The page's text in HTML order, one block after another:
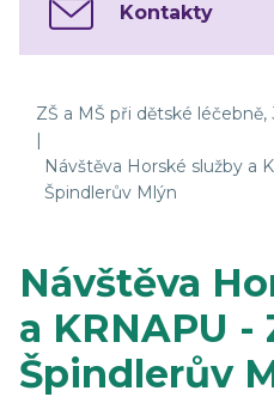
Kontakty
ZŠ a MŠ při dětské léčebně,
|
Návštěva Horské služby a
Špindlerův Mlýn
Návštěva
a KRNAPU -
Špindlerův